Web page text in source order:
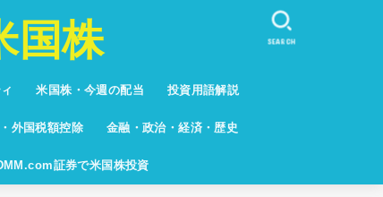
国株
人々
米国株・今週の配当 投資用語解説
外国税額控除 金融・政治・経済・歴史
証券で米国株投資
SEARCH